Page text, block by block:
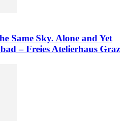
Same Sky. Alone and Yet
– Freies Atelierhaus Graz